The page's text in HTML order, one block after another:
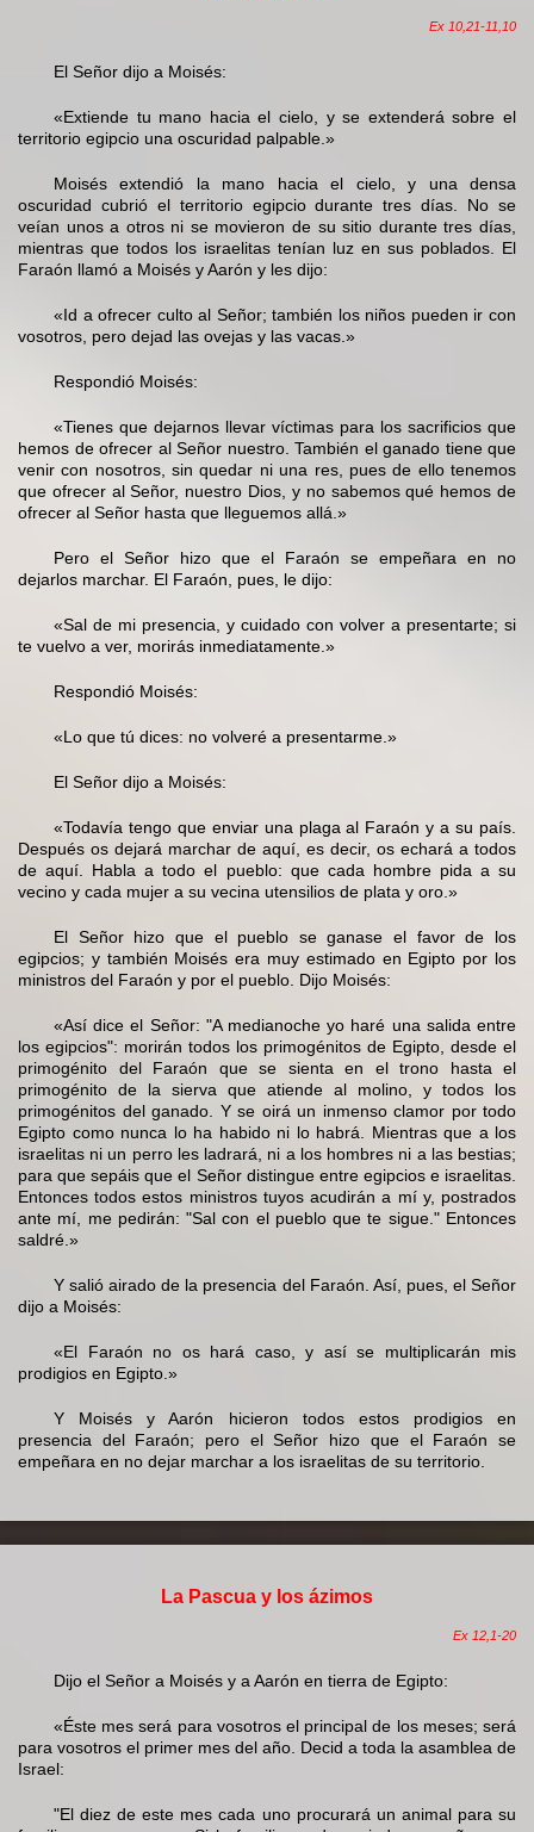
Ex 10,21-11,10
El Señor dijo a Moisés:
«Extiende tu mano hacia el cielo, y se extenderá sobre el
territorio egipcio una oscuridad palpable.»
Moisés extendió la mano hacia el cielo, y una densa
oscuridad cubrió el territorio egipcio durante tres días. No se
veían unos a otros ni se movieron de su sitio durante tres días,
mientras que todos los israelitas tenían luz en sus poblados. El
Faraón llamó a Moisés y Aarón y les dijo:
«Id a ofrecer culto al Señor; también los niños pueden ir con
vosotros, pero dejad las ovejas y las vacas.»
Respondió Moisés:
«Tienes que dejarnos llevar víctimas para los sacrificios que
hemos de ofrecer al Señor nuestro. También el ganado tiene que
venir con nosotros, sin quedar ni una res, pues de ello tenemos
que ofrecer al Señor, nuestro Dios, y no sabemos qué hemos de
ofrecer al Señor hasta que lleguemos allá.»
Pero el Señor hizo que el Faraón se empeñara en no
dejarlos marchar. El Faraón, pues, le dijo:
«Sal de mi presencia, y cuidado con volver a presentarte; si
te vuelvo a ver, morirás inmediatamente.»
Respondió Moisés:
«Lo que tú dices: no volveré a presentarme.»
El Señor dijo a Moisés:
«Todavía tengo que enviar una plaga al Faraón y a su país.
Después os dejará marchar de aquí, es decir, os echará a todos
de aquí. Habla a todo el pueblo: que cada hombre pida a su
vecino y cada mujer a su vecina utensilios de plata y oro.»
El Señor hizo que el pueblo se ganase el favor de los
egipcios; y también Moisés era muy estimado en Egipto por los
ministros del Faraón y por el pueblo. Dijo Moisés:
«Así dice el Señor: "A medianoche yo haré una salida entre
los egipcios": morirán todos los primogénitos de Egipto, desde el
primogénito del Faraón que se sienta en el trono hasta el
primogénito de la sierva que atiende al molino, y todos los
primogénitos del ganado. Y se oirá un inmenso clamor por todo
Egipto como nunca lo ha habido ni lo habrá. Mientras que a los
israelitas ni un perro les ladrará, ni a los hombres ni a las bestias;
para que sepáis que el Señor distingue entre egipcios e israelitas.
Entonces todos estos ministros tuyos acudirán a mí y, postrados
ante mí, me pedirán: "Sal con el pueblo que te sigue." Entonces
saldré.»
Y salió airado de la presencia del Faraón. Así, pues, el Señor
dijo a Moisés:
«El Faraón no os hará caso, y así se multiplicarán mis
prodigios en Egipto.»
Y Moisés y Aarón hicieron todos estos prodigios en
presencia del Faraón; pero el Señor hizo que el Faraón se
empeñara en no dejar marchar a los israelitas de su territorio.
La Pascua y los ázimos
Ex 12,1-20
Dijo el Señor a Moisés y a Aarón en tierra de Egipto:
«Éste mes será para vosotros el principal de los meses; será
para vosotros el primer mes del año. Decid a toda la asamblea de
Israel:
"El diez de este mes cada uno procurará un animal para su